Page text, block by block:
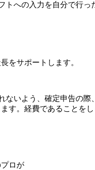
トへの入力を自分で行
をサポートします。
ないよう、確定申告の際、
す。経費であることをし
ロが